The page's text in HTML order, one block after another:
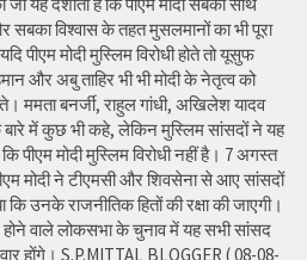
सबका विश्वास के तहत मुसलमानों का भी पूरा
पीएम मोदी मुस्लिम विरोधी होते तो यूसुफ
और अबु ताहिर भी भी मोदी के नेतृत्व को
ममता बनर्जी, राहुल गांधी, अखिलेश यादव
बारे में कुछ भी कहे, लेकिन मुस्लिम सांसदों ने यह
कि पीएम मोदी मुस्लिम विरोधी नहीं है। 7 अगस्त
मोदी ने टीएमसी और शिवसेना से आए सांसदों
कि उनके राजनीतिक हितों की रक्षा की जाएगी।
होने वाले लोकसभा के चुनाव में यह सभी सांसद
होंगे। S.P.MITTAL BLOGGER ( 08-08-